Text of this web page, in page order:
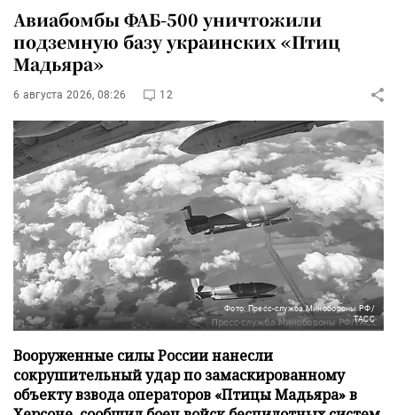
Авиабомбы ФАБ-500 уничтожили
подземную базу украинских «Птиц
Мадьяра»
6 августа 2026, 08:26 12
Фото: Пресс-служба Минобороны РФ/
ТАСС
Вооруженные силы России нанесли
сокрушительный удар по замаскированному
объекту взвода операторов «Птицы Мадьяра» в